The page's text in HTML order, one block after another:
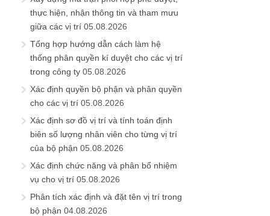
thực hiện, nhận thông tin và tham mưu
giữa các vị trí 05.08.2026
Tổng hợp hướng dẫn cách làm hệ
thống phân quyền kí duyệt cho các vị trí
trong công ty 05.08.2026
Xác định quyền bộ phận và phân quyền
cho các vị trí 05.08.2026
Xác định sơ đồ vị trí và tính toán định
biên số lượng nhân viên cho từng vị trí
của bộ phận 05.08.2026
Xác định chức năng và phân bổ nhiệm
vụ cho vị trí 05.08.2026
Phân tích xác định và đặt tên vị trí trong
bộ phận 04.08.2026